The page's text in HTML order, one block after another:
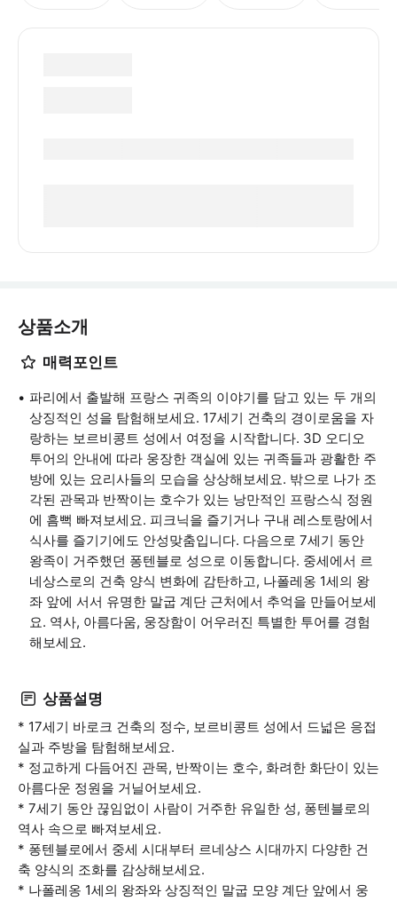
상품소개
매력포인트
파리에서 출발해 프랑스 귀족의 이야기를 담고 있는 두 개의
상징적인 성을 탐험해보세요. 17세기 건축의 경이로움을 자
랑하는 보르비콩트 성에서 여정을 시작합니다. 3D 오디오
투어의 안내에 따라 웅장한 객실에 있는 귀족들과 광활한 주
방에 있는 요리사들의 모습을 상상해보세요. 밖으로 나가 조
각된 관목과 반짝이는 호수가 있는 낭만적인 프랑스식 정원
에 흠뻑 빠져보세요. 피크닉을 즐기거나 구내 레스토랑에서
식사를 즐기기에도 안성맞춤입니다. 다음으로 7세기 동안
왕족이 거주했던 퐁텐블로 성으로 이동합니다. 중세에서 르
네상스로의 건축 양식 변화에 감탄하고, 나폴레옹 1세의 왕
좌 앞에 서서 유명한 말굽 계단 근처에서 추억을 만들어보세
요. 역사, 아름다움, 웅장함이 어우러진 특별한 투어를 경험
해보세요.
상품설명
* 17세기 바로크 건축의 정수, 보르비콩트 성에서 드넓은 응접
실과 주방을 탐험해보세요.
* 정교하게 다듬어진 관목, 반짝이는 호수, 화려한 화단이 있는
아름다운 정원을 거닐어보세요.
* 7세기 동안 끊임없이 사람이 거주한 유일한 성, 퐁텐블로의
역사 속으로 빠져보세요.
* 퐁텐블로에서 중세 시대부터 르네상스 시대까지 다양한 건
축 양식의 조화를 감상해보세요.
* 나폴레옹 1세의 왕좌와 상징적인 말굽 모양 계단 앞에서 웅